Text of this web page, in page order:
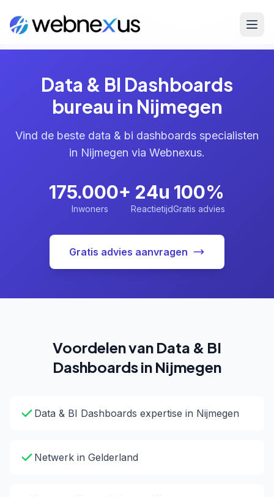
Home / Diensten /
Data & BI
Dashboards
Nijmegen
Data & BI Dashboards
bureau in Nijmegen
Vind de beste data & bi dashboards specialisten
in Nijmegen via Webnexus.
175.000+
Inwoners
24u
Reactietijd
100%
Gratis advies
Gratis advies aanvragen
Voordelen van Data & BI
Dashboards in Nijmegen
Data & BI Dashboards expertise in Nijmegen
Netwerk in Gelderland